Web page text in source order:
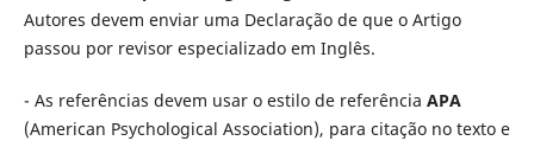
Autores devem enviar uma Declaração de que o Artigo
passou por revisor especializado em Inglês.
- As referências devem usar o estilo de referência APA
(American Psychological Association), para citação no texto e